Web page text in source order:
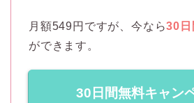
月額549円ですが、今なら30日
ができます。
30日間無料キャン